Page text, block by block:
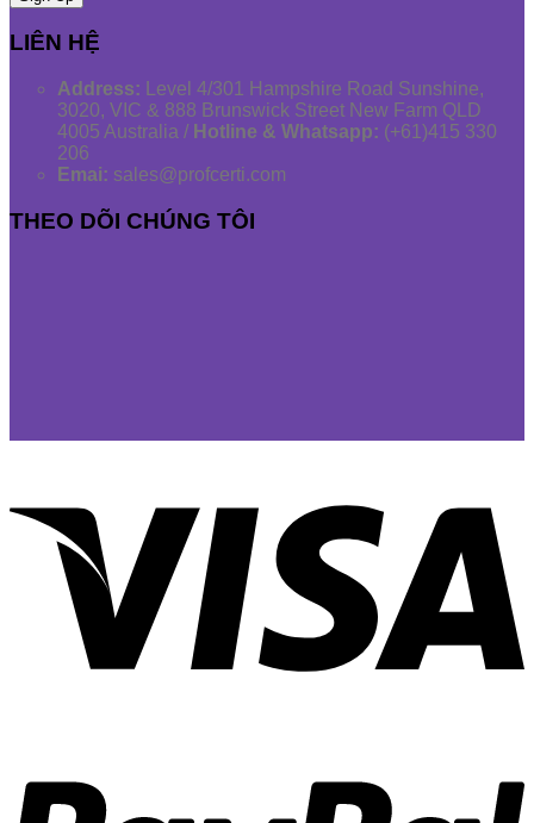
LIÊN HỆ
Address: Level 4/301 Hampshire Road Sunshine,
3020, VIC & 888 Brunswick Street New Farm QLD
4005 Australia / Hotline & Whatsapp: (+61)415 330
206
Emai: sales@profcerti.com
THEO DÕI CHÚNG TÔI